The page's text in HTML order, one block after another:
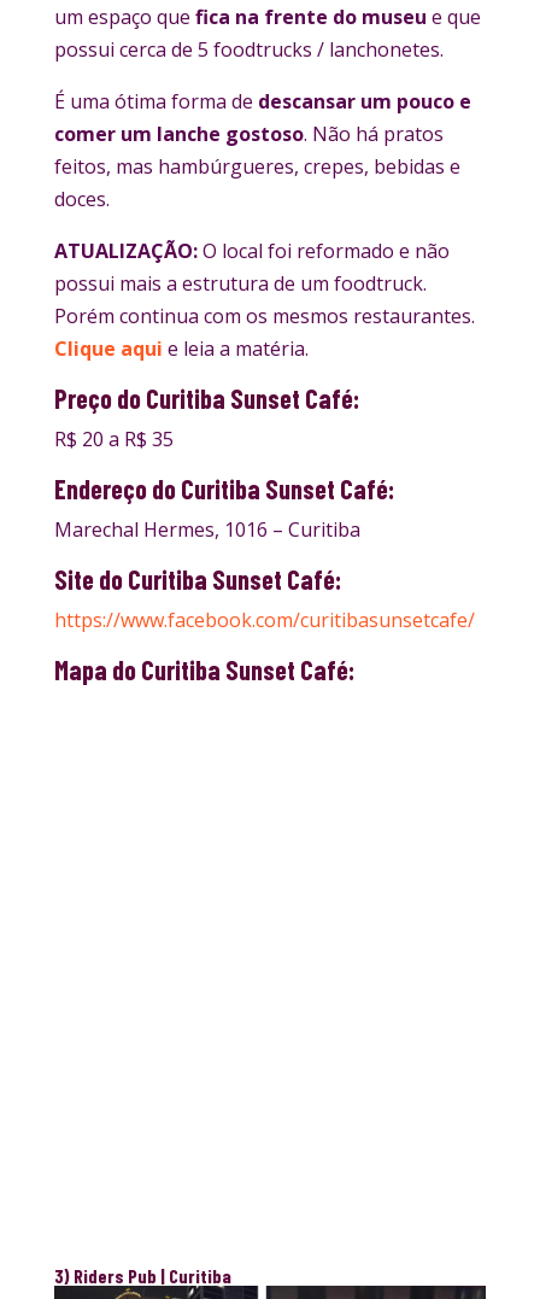
um espaço que fica na frente do museu e que
possui cerca de 5 foodtrucks / lanchonetes.
É uma ótima forma de descansar um pouco e
comer um lanche gostoso. Não há pratos
feitos, mas hambúrgueres, crepes, bebidas e
doces.
ATUALIZAÇÃO:O local foi reformado e não
possui mais a estrutura de um foodtruck.
Porém continua com os mesmos restaurantes.
Clique aqui e leia a matéria.
Preço do Curitiba Sunset Café:
R$ 20 a R$ 35
Endereço do Curitiba Sunset Café:
Marechal Hermes, 1016 – Curitiba
Site do Curitiba Sunset Café:
https://www.facebook.com/curitibasunsetcafe/
Mapa do Curitiba Sunset Café:
3) Riders Pub | Curitiba